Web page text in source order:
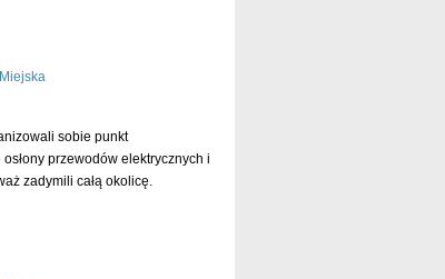
sobie punkt
przewodów elektrycznych i
zadymili całą okolicę.